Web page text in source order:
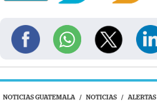
NOTICIAS GUATEMALA / NOTICIAS / ALERTAS